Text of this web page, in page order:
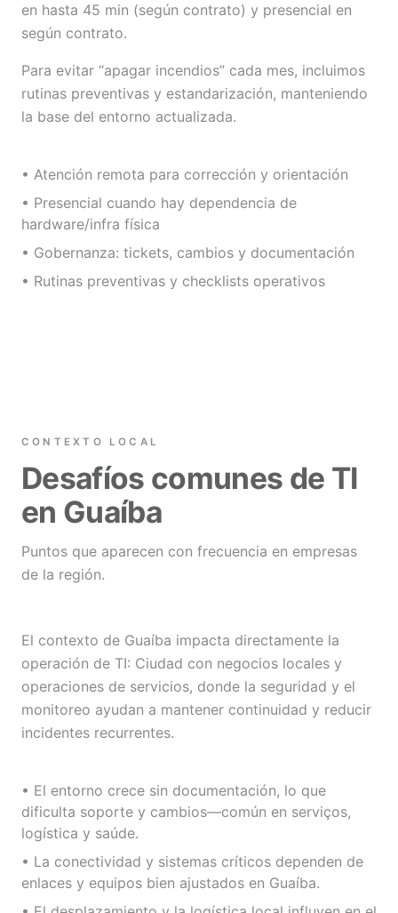
en hasta 45 min (según contrato) y presencial en
según contrato.
Para evitar “apagar incendios” cada mes, incluimos
rutinas preventivas y estandarización, manteniendo
la base del entorno actualizada.
• Atención remota para corrección y orientación
• Presencial cuando hay dependencia de
hardware/infra física
• Gobernanza: tickets, cambios y documentación
• Rutinas preventivas y checklists operativos
CONTEXTO LOCAL
Desafíos comunes de TI
en Guaíba
Puntos que aparecen con frecuencia en empresas
de la región.
El contexto de Guaíba impacta directamente la
operación de TI: Ciudad con negocios locales y
operaciones de servicios, donde la seguridad y el
monitoreo ayudan a mantener continuidad y reducir
incidentes recurrentes.
• El entorno crece sin documentación, lo que
dificulta soporte y cambios—común en serviços,
logística y saúde.
• La conectividad y sistemas críticos dependen de
enlaces y equipos bien ajustados en Guaíba.